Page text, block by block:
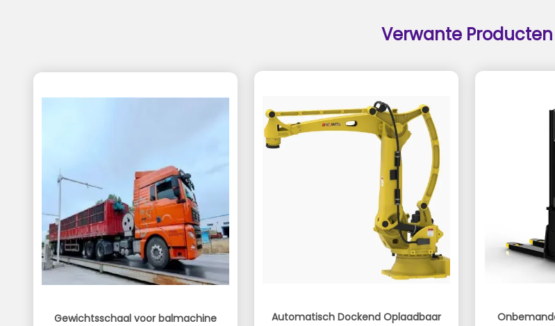
Verwante Producten
Gewichtsschaal voor balmachine
Automatisch Dockend Oplaadbaar